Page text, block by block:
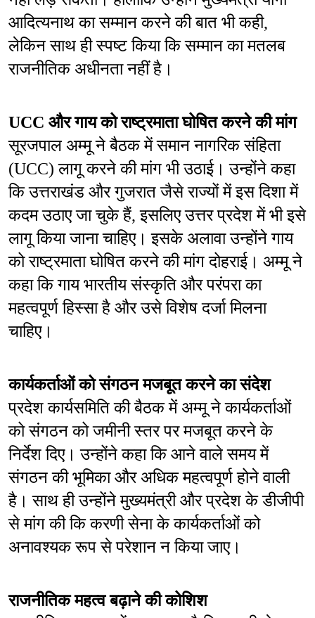
आदित्यनाथ का सम्मान करने की बात भी कही,
लेकिन साथ ही स्पष्ट किया कि सम्मान का मतलब
राजनीतिक अधीनता नहीं है।
UCC और गाय को राष्ट्रमाता घोषित करने की मांग
सूरजपाल अम्मू ने बैठक में समान नागरिक संहिता
(UCC) लागू करने की मांग भी उठाई। उन्होंने कहा
कि उत्तराखंड और गुजरात जैसे राज्यों में इस दिशा में
कदम उठाए जा चुके हैं, इसलिए उत्तर प्रदेश में भी इसे
लागू किया जाना चाहिए। इसके अलावा उन्होंने गाय
को राष्ट्रमाता घोषित करने की मांग दोहराई। अम्मू ने
कहा कि गाय भारतीय संस्कृति और परंपरा का
महत्वपूर्ण हिस्सा है और उसे विशेष दर्जा मिलना
चाहिए।
कार्यकर्ताओं को संगठन मजबूत करने का संदेश
प्रदेश कार्यसमिति की बैठक में अम्मू ने कार्यकर्ताओं
को संगठन को जमीनी स्तर पर मजबूत करने के
निर्देश दिए। उन्होंने कहा कि आने वाले समय में
संगठन की भूमिका और अधिक महत्वपूर्ण होने वाली
है। साथ ही उन्होंने मुख्यमंत्री और प्रदेश के डीजीपी
से मांग की कि करणी सेना के कार्यकर्ताओं को
अनावश्यक रूप से परेशान न किया जाए।
राजनीतिक महत्व बढ़ाने की कोशिश